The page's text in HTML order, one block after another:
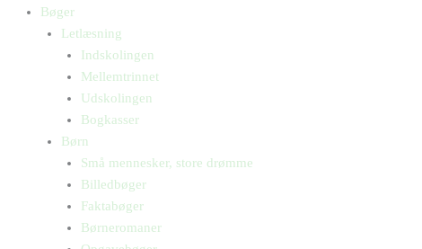
Bøger
Letlæsning
Indskolingen
Mellemtrinnet
Udskolingen
Bogkasser
Børn
Små mennesker, store drømme
Billedbøger
Faktabøger
Børneromaner